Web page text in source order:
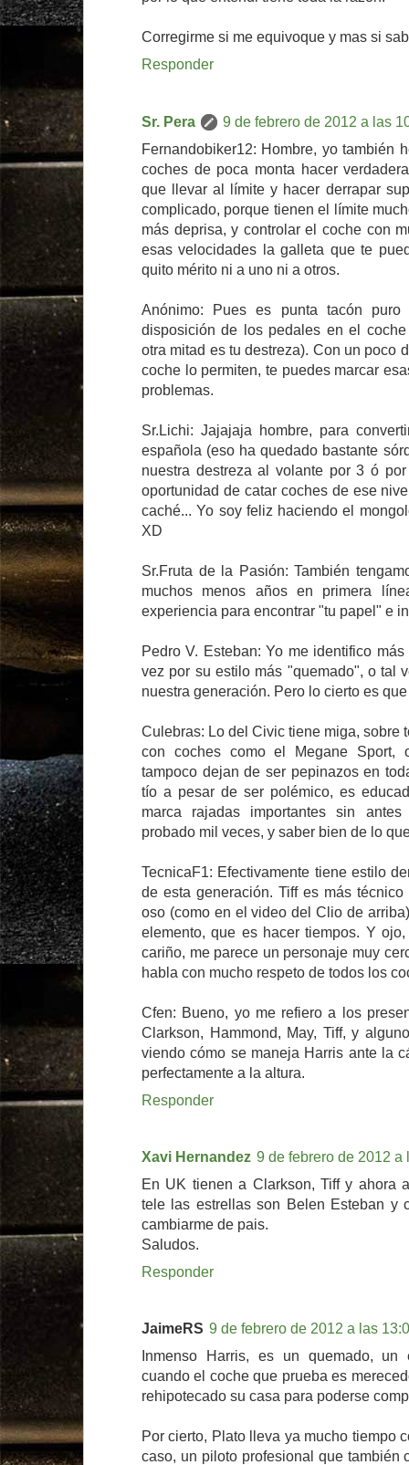
Corregirme si me equivoque y mas si
Responder
Sr. Pera
9 de febrero de 2012 a las
Fernandobiker12: Hombre, yo también
coches de poca monta hacer
que llevar al límite y hacer derrapar
complicado, porque tienen el límite
más deprisa, y controlar el coche con
esas velocidades la galleta que te
quito mérito ni a uno ni a otros.
Anónimo: Pues es punta tacón
disposición de los pedales en el
otra mitad es tu destreza). Con un poco
coche lo permiten, te puedes marcar
problemas.
Sr.Lichi: Jajajaja hombre, para
española (eso ha quedado bastante
nuestra destreza al volante por 3 ó
oportunidad de catar coches de ese
caché... Yo soy feliz haciendo el
XD
Sr.Fruta de la Pasión: También
muchos menos años en primera
experiencia para encontrar "tu papel" e
Pedro V. Esteban: Yo me identifico
vez por su estilo más "quemado", o tal
nuestra generación. Pero lo cierto es
Culebras: Lo del Civic tiene miga, sobre
con coches como el Megane
tampoco dejan de ser pepinazos en
tío a pesar de ser polémico, es
marca rajadas importantes sin antes
probado mil veces, y saber bien de lo
TecnicaF1: Efectivamente tiene estilo
de esta generación. Tiff es más
oso (como en el video del Clio de
elemento, que es hacer tiempos. Y
cariño, me parece un personaje muy
habla con mucho respeto de todos los
Cfen: Bueno, yo me refiero a los
Clarkson, Hammond, May, Tiff, y
viendo cómo se maneja Harris ante la
perfectamente a la altura.
Responder
Xavi Hernandez 9 de febrero de 2012 a
En UK tienen a Clarkson, Tiff y ahora
tele las estrellas son Belen Esteban y
cambiarme de pais.
Saludos.
Responder
JaimeRS 9 de febrero de 2012 a las
Inmenso Harris, es un quemado, un
cuando el coche que prueba es
rehipotecado su casa para poderse
Por cierto, Plato lleva ya mucho tiempo
caso, un piloto profesional que también